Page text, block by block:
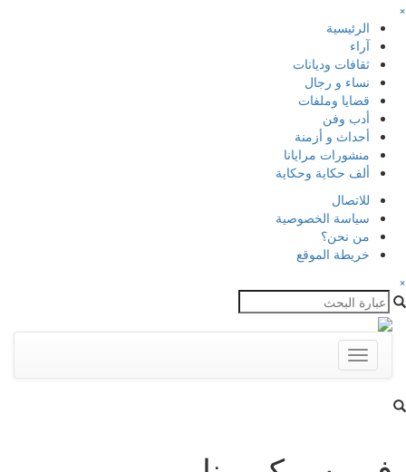
×
الرئيسية
آراء
ثقافات وديانات
نساء و رجال
قضايا وملفات
أدب وفن
أحداث و أزمنة
منشورات مرايانا
ألف حكاية وحكاية
للاتصال
سياسة الخصوصية
من نحن؟
خريطة الموقع
×
Toggle
navigation